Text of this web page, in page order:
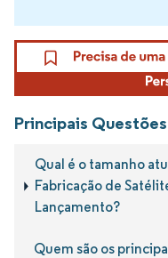
Principais
Qual é o tamanho
Fabricação de
Lançamento?
Quem são os